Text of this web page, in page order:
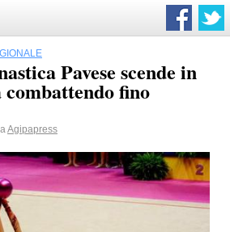
Pavese scende in
fino
Agipapress